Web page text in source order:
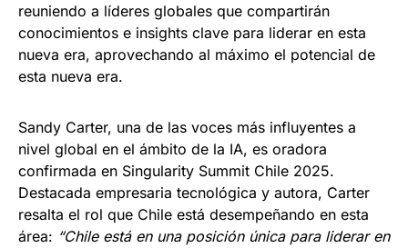
reuniendo a líderes globales que compartirán
conocimientos e insights clave para liderar en esta
nueva era, aprovechando al máximo el potencial de
esta nueva era.
Sandy Carter, una de las voces más influyentes a
nivel global en el ámbito de la IA, es oradora
confirmada en Singularity Summit Chile 2025.
Destacada empresaria tecnológica y autora, Carter
resalta el rol que Chile está desempeñando en esta
área: “Chile está en una posición única para liderar en